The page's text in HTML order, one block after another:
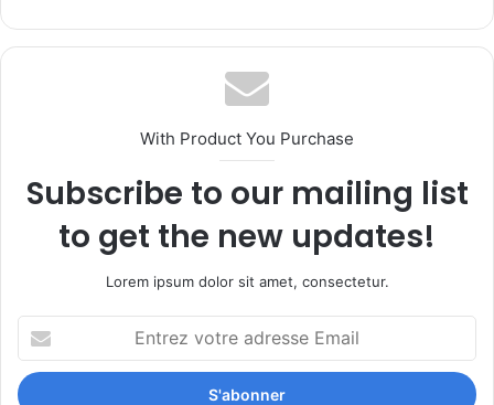
With Product You Purchase
Subscribe to our mailing list
to get the new updates!
Lorem ipsum dolor sit amet, consectetur.
votre
adresse
Email